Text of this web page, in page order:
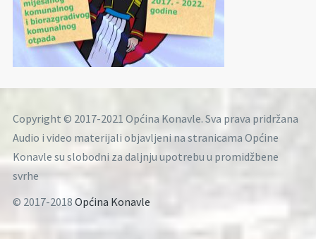
Copyright © 2017-2021 Općina Konavle. Sva prava pridržana
Audio i video materijali objavljeni na stranicama Općine
Konavle su slobodni za daljnju upotrebu u promidžbene
svrhe
© 2017-2018 Općina Konavle